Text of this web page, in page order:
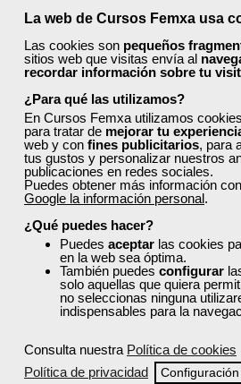
La web de Cursos Femxa usa
Las cookies son pequeños
sitios web que visitas envía al
recordar información sobre tu
¿Para qué las utilizamos?
En Cursos Femxa utilizamos
para tratar de mejorar tu
web y con fines publicitarios, para
tus gustos y personalizar nuestros
publicaciones en redes sociales.
Puedes obtener más información
Google la información personal.
¿Qué puedes hacer?
Puedes aceptar las cookies
en la web sea óptima.
También puedes configurar
solo aquellas que quiera
no seleccionas ninguna
indispensables para la
Consulta nuestra Política de cookies
Política de privacidad
Configuración
programas están actualizados
del mercado laboral.
Descubre cursos tan útiles
Biocidas tipos y métodos
Limpieza industrial
Decoración y
Analítica web en el sector
Técnicas de venta
Normativa de calidad
versión
Todos ellos cuentan con
¿Cómo solicitar
curso de Femxa en
Sigue los siguientes pasos:
Regístrate y cubre todos tus